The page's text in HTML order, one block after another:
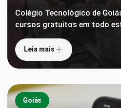
Colégio Tecnológico de
cursos gratuitos em todo
Leia mais
Goiás